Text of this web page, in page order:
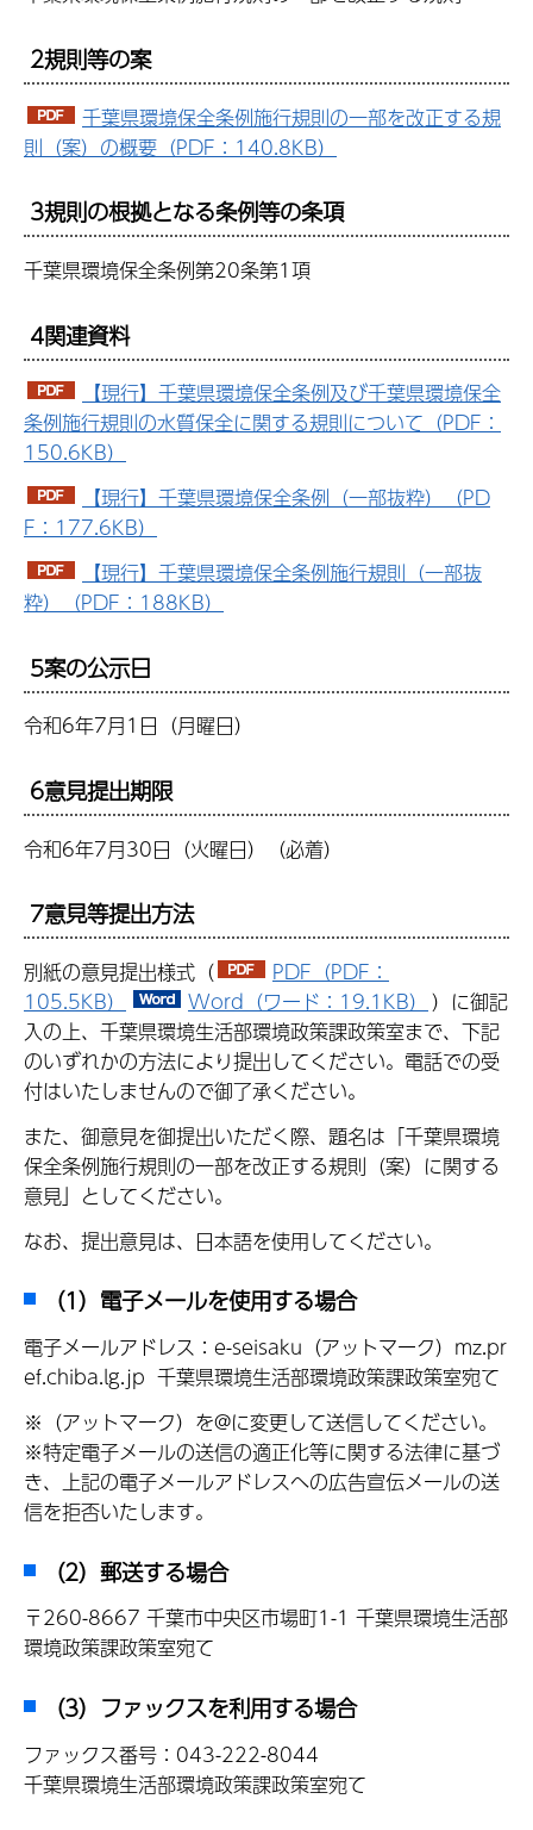
2規則等の案
千葉県環境保全条例施行規則の一部を改正する規
則（案）の概要（PDF：140.8KB）
3規則の根拠となる条例等の条項
千葉県環境保全条例第20条第1項
4関連資料
【現行】千葉県環境保全条例及び千葉県環境保全
条例施行規則の水質保全に関する規則について（PDF：
150.6KB）
【現行】千葉県環境保全条例（一部抜粋）（PD
F：177.6KB）
【現行】千葉県環境保全条例施行規則（一部抜
粋）（PDF：188KB）
5案の公示日
令和6年7月1日（月曜日）
6意見提出期限
令和6年7月30日（火曜日）（必着）
7意見等提出方法
別紙の意見提出様式（
PDF（PDF：
105.5KB）
Word（ワード：19.1KB） ）に御記
入の上、千葉県環境生活部環境政策課政策室まで、下記
のいずれかの方法により提出してください。電話での受
付はいたしませんので御了承ください。
また、御意見を御提出いただく際、題名は「千葉県環境
保全条例施行規則の一部を改正する規則（案）に関する
意見」としてください。
なお、提出意見は、日本語を使用してください。
（1）電子メールを使用する場合
電子メールアドレス：e-seisaku（アットマーク）mz.pr
ef.chiba.lg.jp 千葉県環境生活部環境政策課政策室宛て
※（アットマーク）を@に変更して送信してください。
※特定電子メールの送信の適正化等に関する法律に基づ
き、上記の電子メールアドレスへの広告宣伝メールの送
信を拒否いたします。
（2）郵送する場合
〒260-8667 千葉市中央区市場町1-1 千葉県環境生活部
環境政策課政策室宛て
（3）ファックスを利用する場合
ファックス番号：043-222-8044
千葉県環境生活部環境政策課政策室宛て